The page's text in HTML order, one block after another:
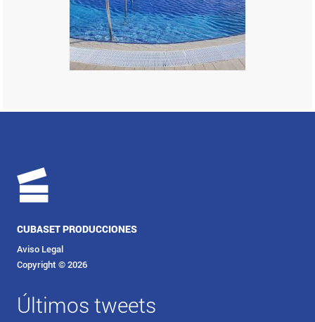
CUBASET PRODUCCIONES
Aviso Legal
Copyright © 2026
Últimos tweets